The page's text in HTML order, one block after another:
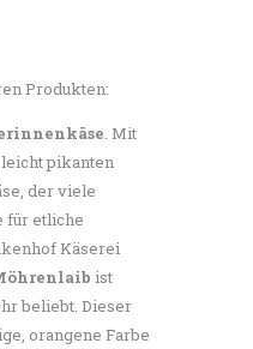
Produkten:
. Mit
pikanten
der viele
für etliche
Käserei
ist
beliebt. Dieser
orangene Farbe